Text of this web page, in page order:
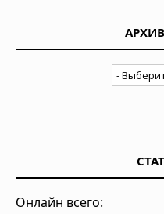
Онлайн всего: